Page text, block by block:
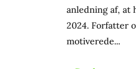
anledning af,
2024. Forfatter
motiverede...